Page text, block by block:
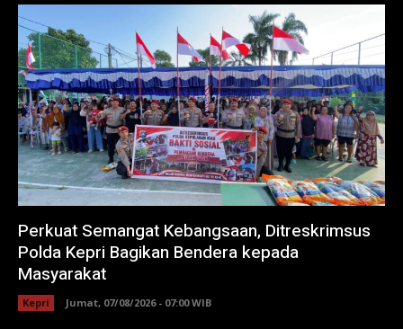
Perkuat Semangat Kebangsaan, Ditreskrimsus
Polda Kepri Bagikan Bendera kepada
Masyarakat
Kepri Jumat, 07/08/2026 - 07:00 WIB